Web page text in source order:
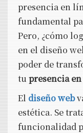
presencia en
fundamental
Pero, ¿cómo
en el diseño
poder de
tu presencia
El diseño web
estética. Se
funcionalidad